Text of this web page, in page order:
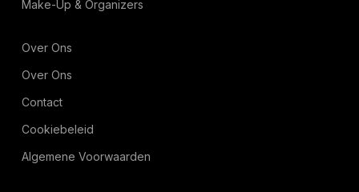
Make-Up & Organizers
Over Ons
Over Ons
Contact
Cookiebeleid
Algemene Voorwaarden